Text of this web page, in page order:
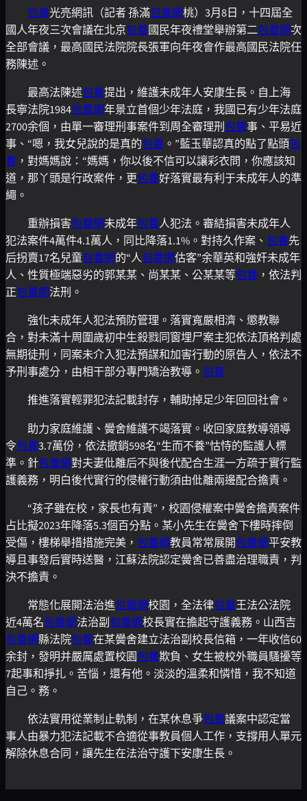
包養光亮網訊（記者 孫滿包養網桃）3月8日，十四屆全
國人年夜三次會議在北京包養國民年夜禮堂舉辦第二包養網次
全部會議，最高國民法院院長張軍向年夜會作最高國民法院任
務陳述。
最高法陳述包養提出，維護未成年人安康生長。自上海
長寧法院1984包養網年景立首個少年法庭，我國已有少年法庭
2700余個，由單一審理刑事案件到周全審理刑包養事、平易近
事、“嗯，我女兒說的是真的包養 。”藍玉華認真的點了點頭包
養 ，對媽媽說：“媽媽，你以後不信可以讓彩衣問，你應該知
道，那丫頭是行政案件，更包養好落實最有利于未成年人的準
繩。
重辦損害包養網未成年包養人犯法。審結損害未成年人
犯法案件4萬件4.1萬人，同比降落1.1%。對持久作案、 包養先
后拐賣17名兒童包養網的“人包養網估客”余華英和強奸未成年
人、性質極端惡劣的郭某某、尚某某、公某某等包養 ，依法判
正包養網法刑。
強化未成年人犯法預防管理。落實寬嚴相濟、懲教聯
合，對未滿十周圍歲初中生殺戮同窗埋尸案主犯依法頂格判處
無期徒刑，同案未介入犯法預謀和加害行動的原告人，依法不
予刑事處分，由相干部分專門矯治教導。 包養
推進落實輕罪犯法記載封存，輔助掉足少年回回社會。
助力家庭維護、黌舍維護不竭落實。收回家庭教導領導
令包養3.7萬份，依法撤銷598名“生而不養”怙恃的監護人標
準。針包養網對夫妻仳離后不與後代配合生涯一方疏于實行監
護義務，明白後代實行的侵權行動須由仳離兩邊配合擔責。
“孩子雖在校，家長也有責”，校園侵權案中黌舍擔責案件
占比擬2023年降落5.3個百分點。某小先生在黌舍下樓時摔倒
受傷，樓梯舉措措施完美， 包養網教員常常展開包養網平安教
導且事發后實時送醫，江蘇法院認定黌舍已善盡治理職責，判
決不擔責。
常態化展開法治進包養網校園，全法律包養王法公法院
近4萬名包養網法治副包養網校長實在擔起守護義務。山西吉
包養網縣法院包養在某黌舍建立法治副校長信箱，一年收信60
余封，發明并嚴厲處置校園包養欺負、女生被校外職員騷擾等
7起事和掙扎。苦惱，還有他。淡淡的溫柔和憐惜，我不知道
自己。務。
依法實用從業制止軌制，在某休息爭包養議案中認定當
事人由暴力犯法記載不合適從事教員個人工作，支撐用人單元
解除休息合同，讓先生在法治守護下安康生長。